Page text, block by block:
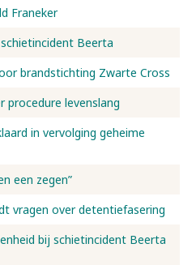
Franeker
Beerta
brandstichting Zwarte Cross
procedure levenslang
in vervolging geheime
een zegen”
vragen over detentiefasering
bij schietincident Beerta